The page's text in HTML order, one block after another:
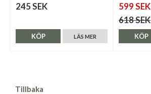
245 SEK
LÄS MER
KÖP
599 SEK
618 SEK
KÖP
Tillbaka